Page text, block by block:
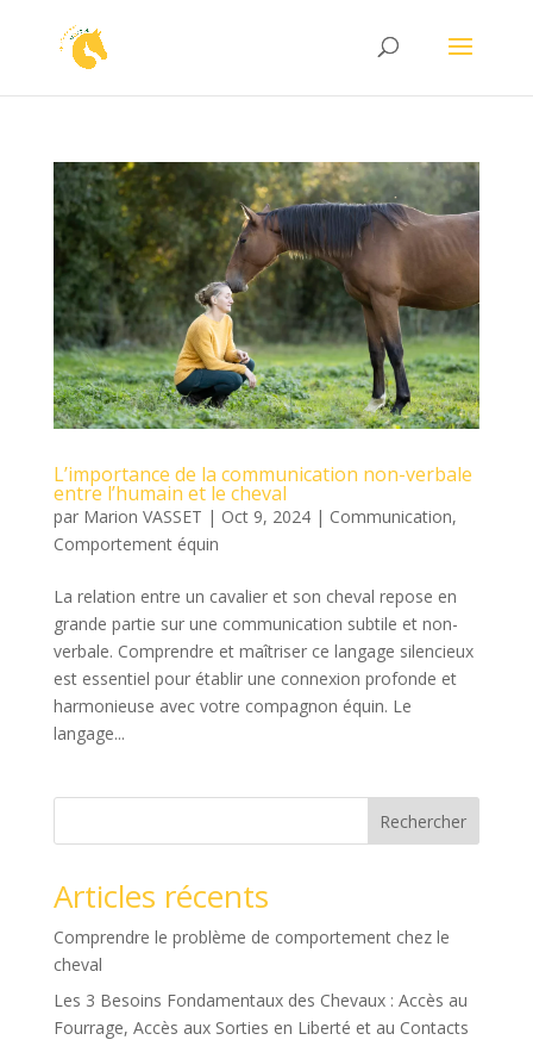
L’importance de la communication non-verbale
entre l’humain et le cheval
par Marion VASSET | Oct 9, 2024| Communication,
Comportement équin
La relation entre un cavalier et son cheval repose en
grande partie sur une communication subtile et non-
verbale. Comprendre et maîtriser ce langage silencieux
est essentiel pour établir une connexion profonde et
harmonieuse avec votre compagnon équin. Le
langage...
Rechercher
Articles récents
Comprendre le problème de comportement chez le
cheval
Les 3 Besoins Fondamentaux des Chevaux : Accès au
Fourrage, Accès aux Sorties en Liberté et au Contacts